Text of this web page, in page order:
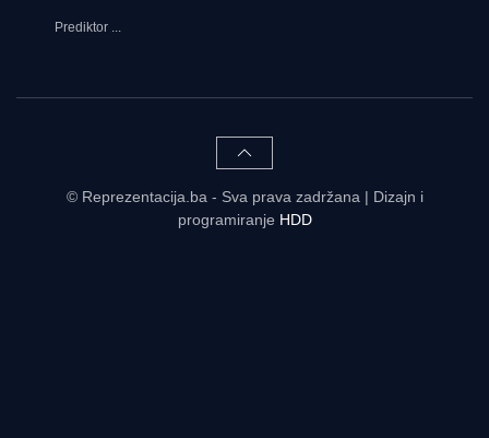
Prediktor ...
© Reprezentacija.ba - Sva prava zadržana | Dizajn i
programiranje HDD